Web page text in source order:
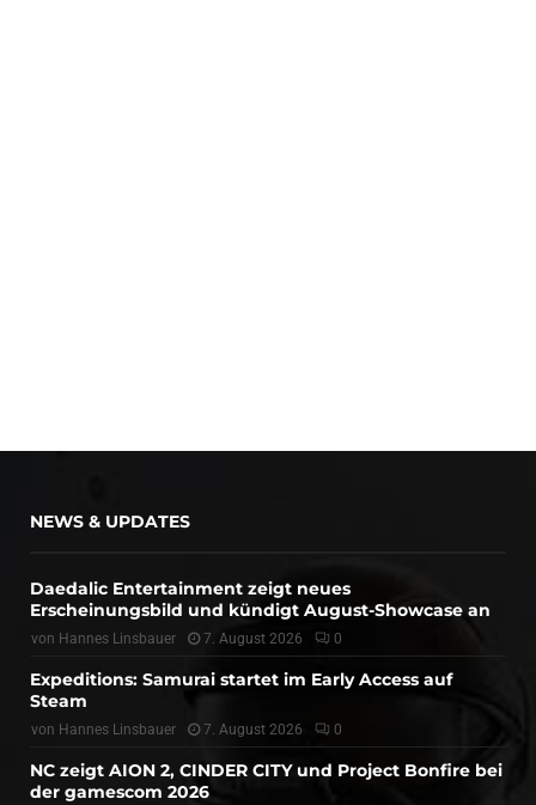
NEWS & UPDATES
Daedalic Entertainment zeigt neues
Erscheinungsbild und kündigt August-Showcase an
von Hannes Linsbauer 7. August 2026 0
Expeditions: Samurai startet im Early Access auf
Steam
von Hannes Linsbauer 7. August 2026 0
NC zeigt AION 2, CINDER CITY und Project Bonfire bei
der gamescom 2026